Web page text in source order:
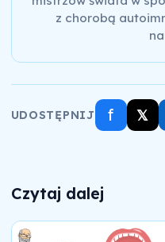
z chorobą
UDOSTĘPNIJ f 𝕏
Czytaj dalej